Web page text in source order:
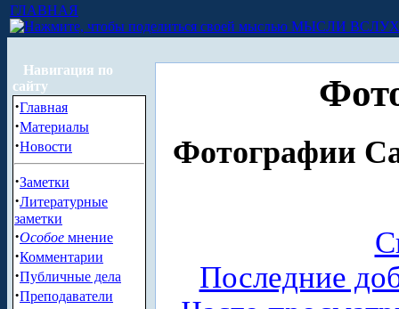
ГЛАВНАЯ
МЫСЛИ ВСЛУХ
Навигация по
сайту
·Главная
·Материалы
·Новости
·Заметки
·Литературные
заметки
·Особое мнение
·Комментарии
·Публичные дела
·Преподаватели
Фотографии
Последние